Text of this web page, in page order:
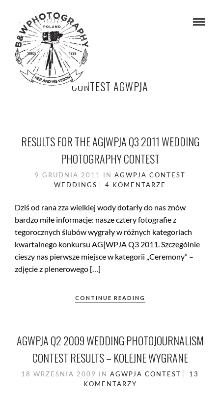
CONTEST AGWPJA
RESULTS FOR THE AG|WPJA Q3 2011 WEDDING
PHOTOGRAPHY CONTEST
9 GRUDNIA 2011 IN AGWPJA CONTEST
WEDDINGS
4 KOMENTARZE
Dziś od rana zza wielkiej wody dotarły do nas znów
bardzo miłe informacje: nasze cztery fotografie z
tegorocznych ślubów wygrały w różnych kategoriach
kwartalnego konkursu AG|WPJA Q3 2011. Szczególnie
cieszy nas pierwsze miejsce w kategorii „Ceremony” –
zdjęcie z plenerowego […]
CONTINUE READING
AGWPJA Q2 2009 WEDDING PHOTOJOURNALISM
CONTEST RESULTS – KOLEJNE WYGRANE
18 WRZEŚNIA 2009 IN AGWPJA CONTEST
13
KOMENTARZY